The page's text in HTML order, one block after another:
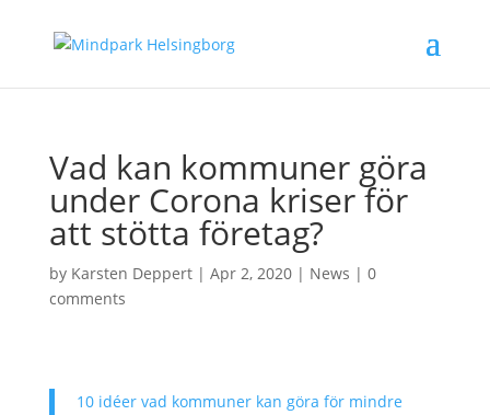
Vad kan kommuner göra
under Corona kriser för
att stötta företag?
by Karsten Deppert| Apr 2, 2020| News | 0
comments
10 idéer vad kommuner kan göra för mindre